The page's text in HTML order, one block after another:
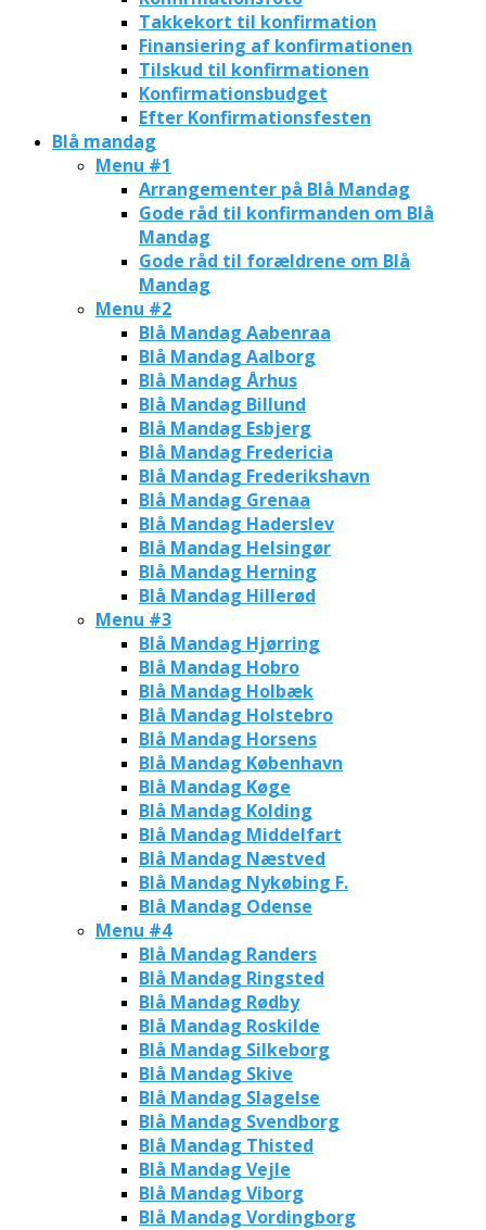
Takkekort til konfirmation
Finansiering af konfirmationen
Tilskud til konfirmationen
Konfirmationsbudget
Efter Konfirmationsfesten
Blå mandag
Menu #1
Arrangementer på Blå Mandag
Gode råd til konfirmanden om Blå
Mandag
Gode råd til forældrene om Blå
Mandag
Menu #2
Blå Mandag Aabenraa
Blå Mandag Aalborg
Blå Mandag Århus
Blå Mandag Billund
Blå Mandag Esbjerg
Blå Mandag Fredericia
Blå Mandag Frederikshavn
Blå Mandag Grenaa
Blå Mandag Haderslev
Blå Mandag Helsingør
Blå Mandag Herning
Blå Mandag Hillerød
Menu #3
Blå Mandag Hjørring
Blå Mandag Hobro
Blå Mandag Holbæk
Blå Mandag Holstebro
Blå Mandag Horsens
Blå Mandag København
Blå Mandag Køge
Blå Mandag Kolding
Blå Mandag Middelfart
Blå Mandag Næstved
Blå Mandag Nykøbing F.
Blå Mandag Odense
Menu #4
Blå Mandag Randers
Blå Mandag Ringsted
Blå Mandag Rødby
Blå Mandag Roskilde
Blå Mandag Silkeborg
Blå Mandag Skive
Blå Mandag Slagelse
Blå Mandag Svendborg
Blå Mandag Thisted
Blå Mandag Vejle
Blå Mandag Viborg
Blå Mandag Vordingborg